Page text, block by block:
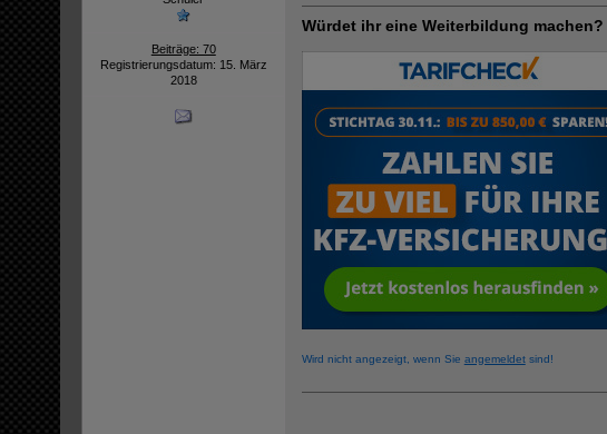
Beiträge: 70
Registrierungsdatum: 15. März
2018
Würdet ihr eine Weiterbildung machen?
Wird nicht angezeigt, wenn Sie angemeldetsind!